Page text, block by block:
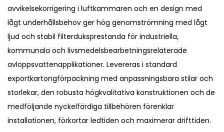
avvikelsekorrigering i luftkammaren och en design med
lågt underhållsbehov ger hög genomströmning med lågt
ljud och stabil filterduksprestanda för industriella,
kommunala och livsmedelsbearbetningsrelaterade
avloppsvattenapplikationer. Levereras i standard
exportkartongförpackning med anpassningsbara stilar och
storlekar, den robusta högkvalitativa konstruktionen och de
medföljande nyckelfärdiga tillbehören förenklar
installationen, förkortar ledtiden och maximerar drifttiden.